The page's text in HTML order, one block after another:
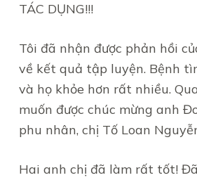
TÁC DỤNG!!!
Tôi đã nhận được phản hồi
về kết quả tập luyện. Bệnh
và họ khỏe hơn rất nhiều.
muốn được chúc mừng anh
phu nhân, chị Tố Loan
Hai anh chị đã làm rất tốt!